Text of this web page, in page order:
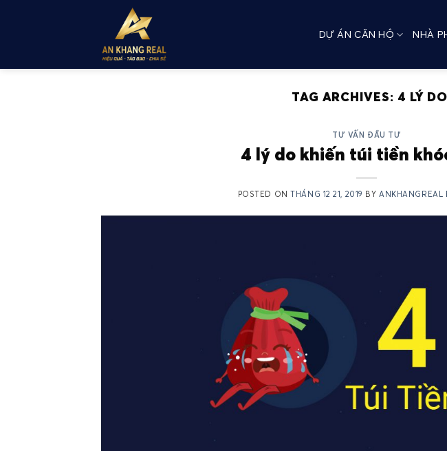
DỰ ÁN CĂN HỘ NHÀ
TAG ARCHIVES: 4 LÝ
TƯ VẤN ĐẦU TƯ
4 lý do khiến túi tiền
POSTED ONTHÁNG 12 21, 2019 BYANKHANGREAL